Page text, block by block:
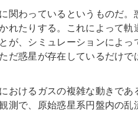
関わっているというものだ。
れたりする。これによって軌
が、シミュレーションによっ
だ惑星が存在しているだけで
おけるガスの複雑な動きであ
測で、原始惑星系円盤内の乱